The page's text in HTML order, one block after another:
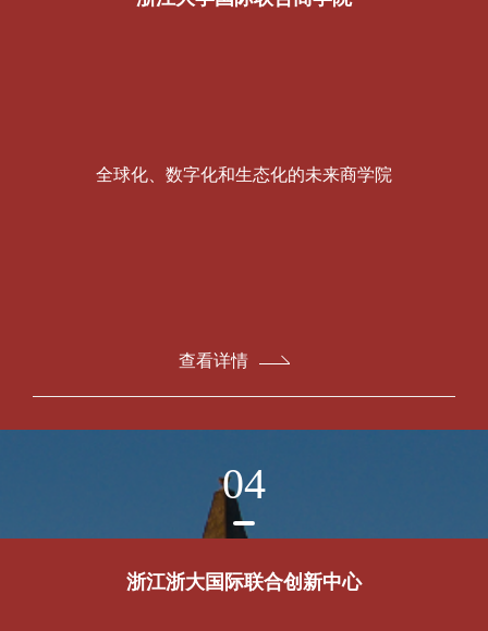
全球化、数字化和生态化的未来商学院
查看详情
04
浙江浙大国际联合创新中心